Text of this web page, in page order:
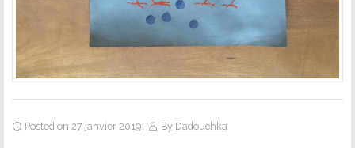
Posted on 27 janvier 2019 By Dadouchka